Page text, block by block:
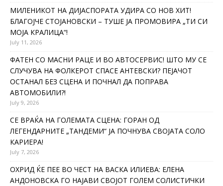
МИЛЕНИКОТ НА ДИЈАСПОРАТА УДИРА СО НОВ ХИТ!
БЛАГОЈЧЕ СТОЈАНОВСКИ – ТУШЕ ЈА ПРОМОВИРА „ТИ СИ
МОЈА КРАЛИЦА“!
July 11, 2026
ФАТЕН СО МАСНИ РАЦЕ И ВО АВТОСЕРВИС! ШТО МУ СЕ
СЛУЧУВА НА ФОЛКЕРОТ СПАСЕ АНТЕВСКИ? ПЕЈАЧОТ
ОСТАНАЛ БЕЗ СЦЕНА И ПОЧНАЛ ДА ПОПРАВА
АВТОМОБИЛИ?!
July 9, 2026
СЕ ВРАЌА НА ГОЛЕМАТА СЦЕНА: ГОРАН ОД
ЛЕГЕНДАРНИТЕ „ТАНДЕМИ“ ЈА ПОЧНУВА СВОЈАТА СОЛО
КАРИЕРА!
July 7, 2026
ОХРИД ЌЕ ПЕЕ ВО ЧЕСТ НА ВАСКА ИЛИЕВА: ЕЛЕНА
АНДОНОВСКА ГО НАЈАВИ СВОЈОТ ГОЛЕМ СОЛИСТИЧКИ